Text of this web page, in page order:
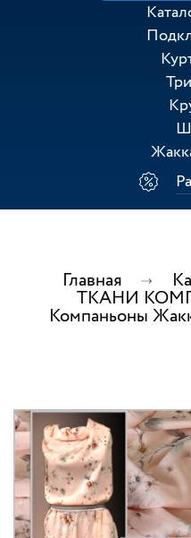
Главная
ТКАНИ
Компаньоны